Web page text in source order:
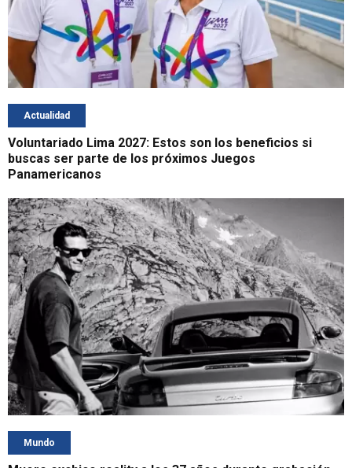
Actualidad
Voluntariado Lima 2027: Estos son los beneficios si
buscas ser parte de los próximos Juegos
Panamericanos
Mundo